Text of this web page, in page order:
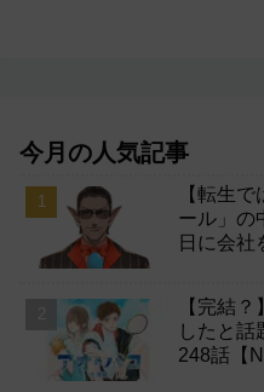
今月の人気記事
【転生
ール」の
日に会社
【完結
したと話
248話【